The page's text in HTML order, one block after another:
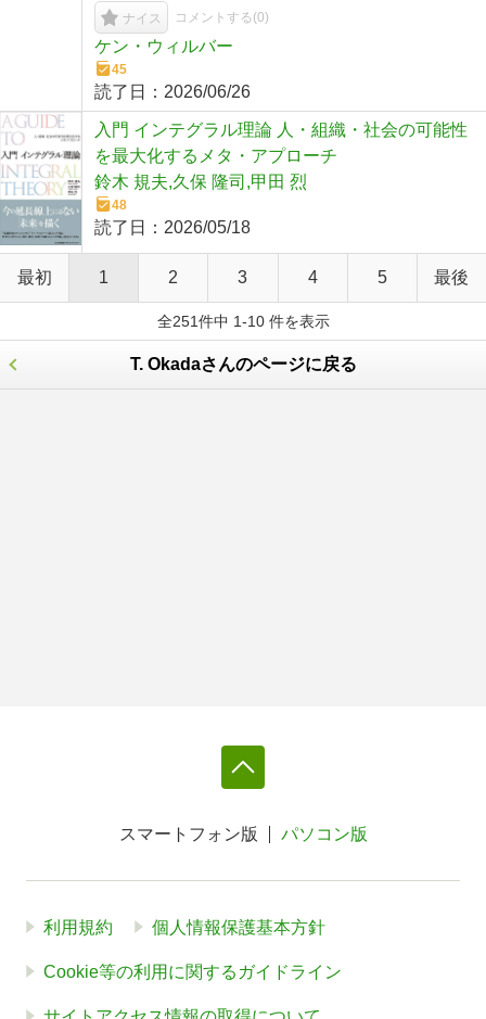
ナイス コメントする(0)
ケン・ウィルバー
45
読了日： 2026/06/26
入門 インテグラル理論 人・組織・社会の可能性
を最大化するメタ・アプローチ
鈴木 規夫,久保 隆司,甲田 烈
48
読了日： 2026/05/18
最初 1 2 3 4 5 最後
全251件中 1-10 件を表示
T. Okadaさんのページに戻る
スマートフォン版 パソコン版
利用規約 個人情報保護基本方針
Cookie等の利用に関するガイドライン